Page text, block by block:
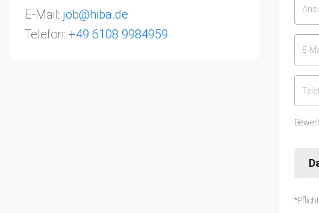
E-Mail: job@hiba.de
Telefon: +49 6108 9984959